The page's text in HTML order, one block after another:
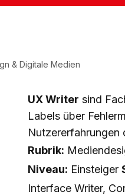
& Digitale Medien
UX Writer sind
Labels über
Nutzererfahrungen
Rubrik:
Niveau: Einsteiger
Interface Writer,